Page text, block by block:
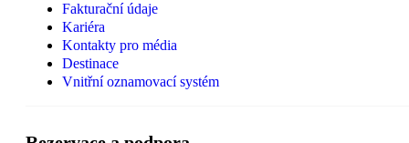
Fakturační údaje
Kariéra
Kontakty pro média
Destinace
Vnitřní oznamovací systém